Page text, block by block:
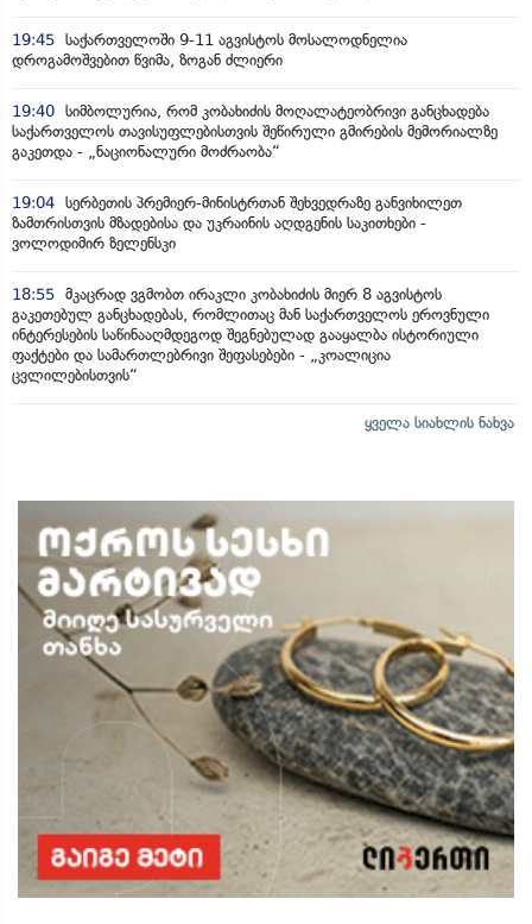
19:45 საქართველოში 9-11 აგვისტოს მოსალოდნელია
დროგამოშვებით წვიმა, ზოგან ძლიერი
19:40 სიმბოლურია, რომ კობახიძის მოღალატეობრივი განცხადება
საქართველოს თავისუფლებისთვის შეწირული გმირების მემორიალზე
გაკეთდა - „ნაციონალური მოძრაობა“
19:04 სერბეთის პრემიერ-მინისტრთან შეხვედრაზე განვიხილეთ
ზამთრისთვის მზადებისა და უკრაინის აღდგენის საკითხები -
ვოლოდიმირ ზელენსკი
18:55 მკაცრად ვგმობთ ირაკლი კობახიძის მიერ 8 აგვისტოს
გაკეთებულ განცხადებას, რომლითაც მან საქართველოს ეროვნული
ინტერესების საწინააღმდეგოდ შეგნებულად გააყალბა ისტორიული
ფაქტები და სამართლებრივი შეფასებები - „კოალიცია
ცვლილებისთვის“
ყველა სიახლის ნახვა